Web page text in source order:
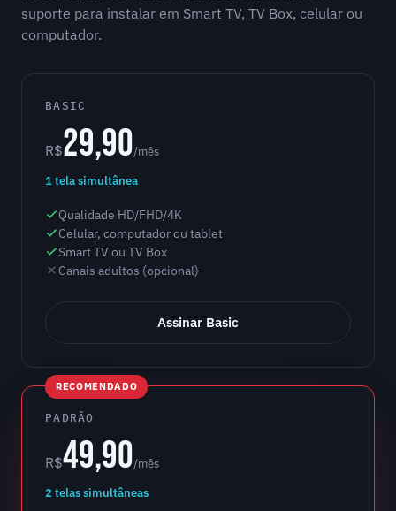
suporte para instalar em Smart TV, TV Box, celular ou
computador.
BASIC
R$29,90/mês
1 tela simultânea
Qualidade HD/FHD/4K
Celular, computador ou tablet
Smart TV ou TV Box
Canais adultos (opcional)
Assinar Basic
RECOMENDADO
PADRÃO
R$49,90/mês
2 telas simultâneas